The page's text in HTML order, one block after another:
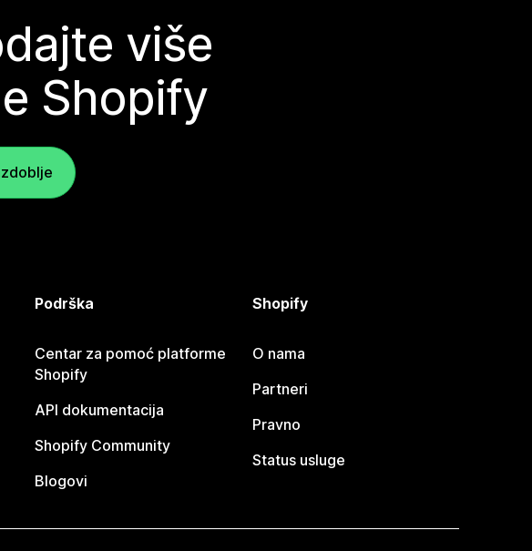
više
Shopify
Podrška
Centar za pomoć platforme
Shopify
API dokumentacija
Shopify Community
Blogovi
Shopify
O nama
Partneri
Pravno
Status usluge